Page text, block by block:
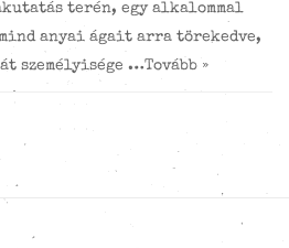
terén, egy alkalommal
anyai ágait arra törekedve,
személyisége …Tovább »